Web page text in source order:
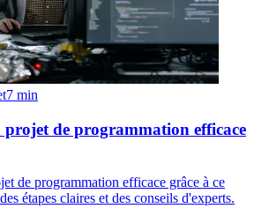
7 min
projet de programmation efficace
de programmation efficace grâce à ce
étapes claires et des conseils d'experts.